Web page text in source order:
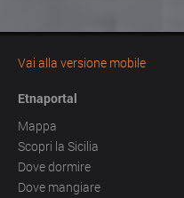
Vai alla versione mobile
Etnaportal
Mappa
Scopri la Sicilia
Dove dormire
Dove mangiare